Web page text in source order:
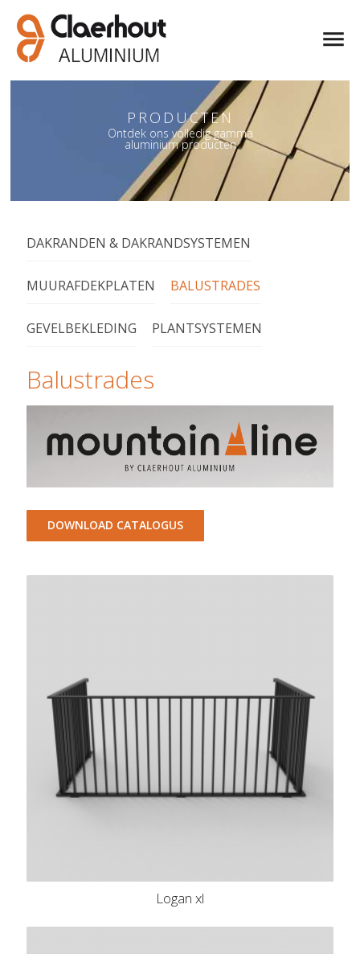
PRODUCTEN
Ontdek ons volledig gamma
aluminium producten
DAKRANDEN & DAKRANDSYSTEMEN
MUURAFDEKPLATEN BALUSTRADES
GEVELBEKLEDING PLANTSYSTEMEN
Balustrades
DOWNLOAD CATALOGUS
Logan xl